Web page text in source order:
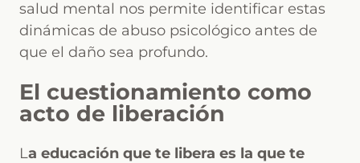
salud mental nos permite identificar estas
dinámicas de abuso psicológico antes de
que el daño sea profundo.
El cuestionamiento como
acto de liberación
La educación que te libera es la que te